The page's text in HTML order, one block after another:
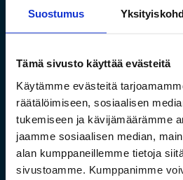
Suostumus
Tämä sivusto käyttää evästeitä
Käytämme evästeitä
räätälöimiseen, sosiaalisen
tukemiseen ja kävijämäärämme
jaamme sosiaalisen median,
alan kumppaneillemme tietoja
sivustoamme. Kumppanimme